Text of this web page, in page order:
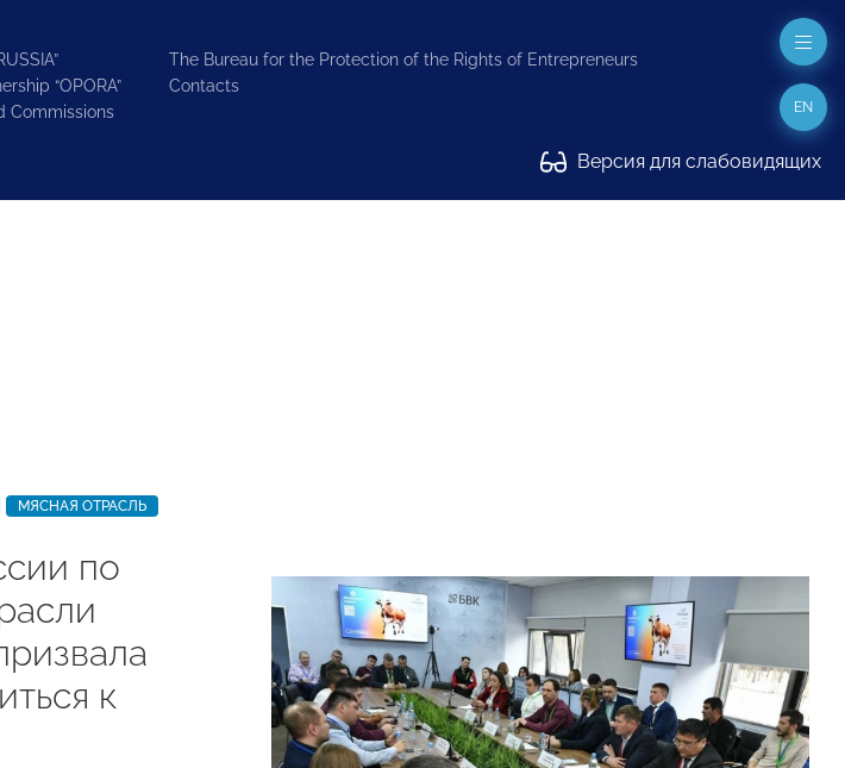
“OPORA”
Commissions
The Bureau for the Protection of the Rights of Entrepreneurs
Contacts
Версия для слабовидящих
EN
МЯСНАЯ ОТРАСЛЬ
по
к